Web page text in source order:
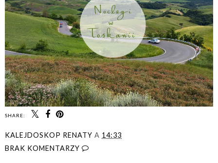
SHARE:
KALEJDOSKOP RENATY A 14:33
BRAK KOMENTARZY